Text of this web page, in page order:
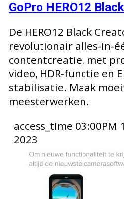
GoPro HERO12
De HERO12 Black
revolutionair alles-in-
contentcreatie, met
video, HDR-functie en
stabilisatie. Maak
meesterwerken.
access_time 03:00PM
2023